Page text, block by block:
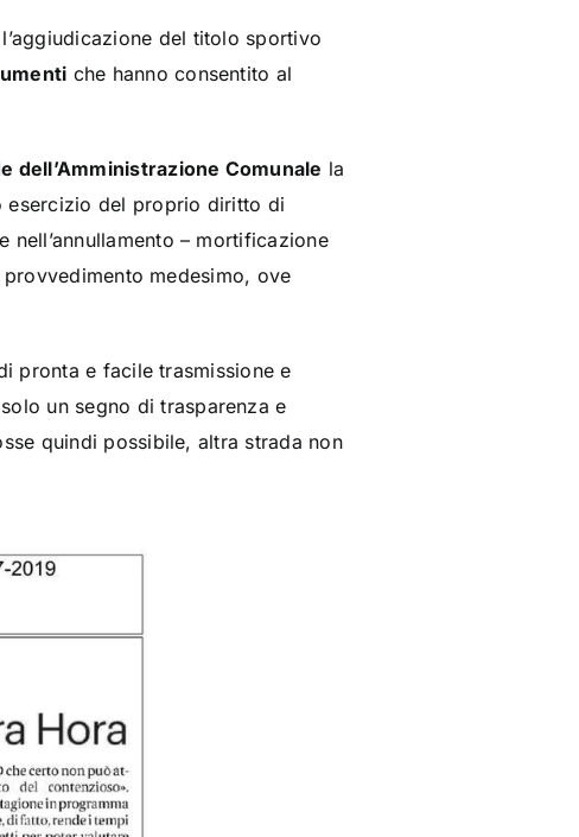
del titolo sportivo
che hanno consentito al
dell’Amministrazione Comunale la
esercizio del proprio diritto di
nell’annullamento – mortificazione
medesimo, ove
pronta e facile trasmissione e
un segno di trasparenza e
quindi possibile, altra strada non